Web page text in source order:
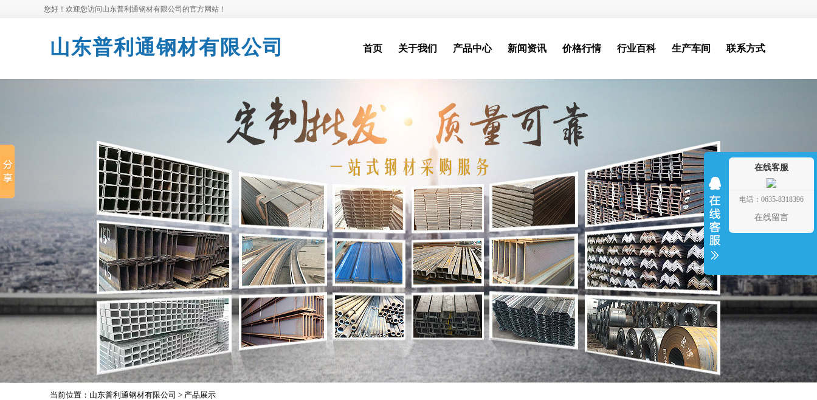
您好！欢迎您访问山东普利通钢材有限公司的官方网站！
山东普利通钢材有限公司 首页 关于我们 产品中心 新闻资讯 价格行情 行业百科 生产车间 联系方式
当前位置： 山东普利通钢材有限公司 > 产品展示
在线客服
电话：0635-8318396
在线留言